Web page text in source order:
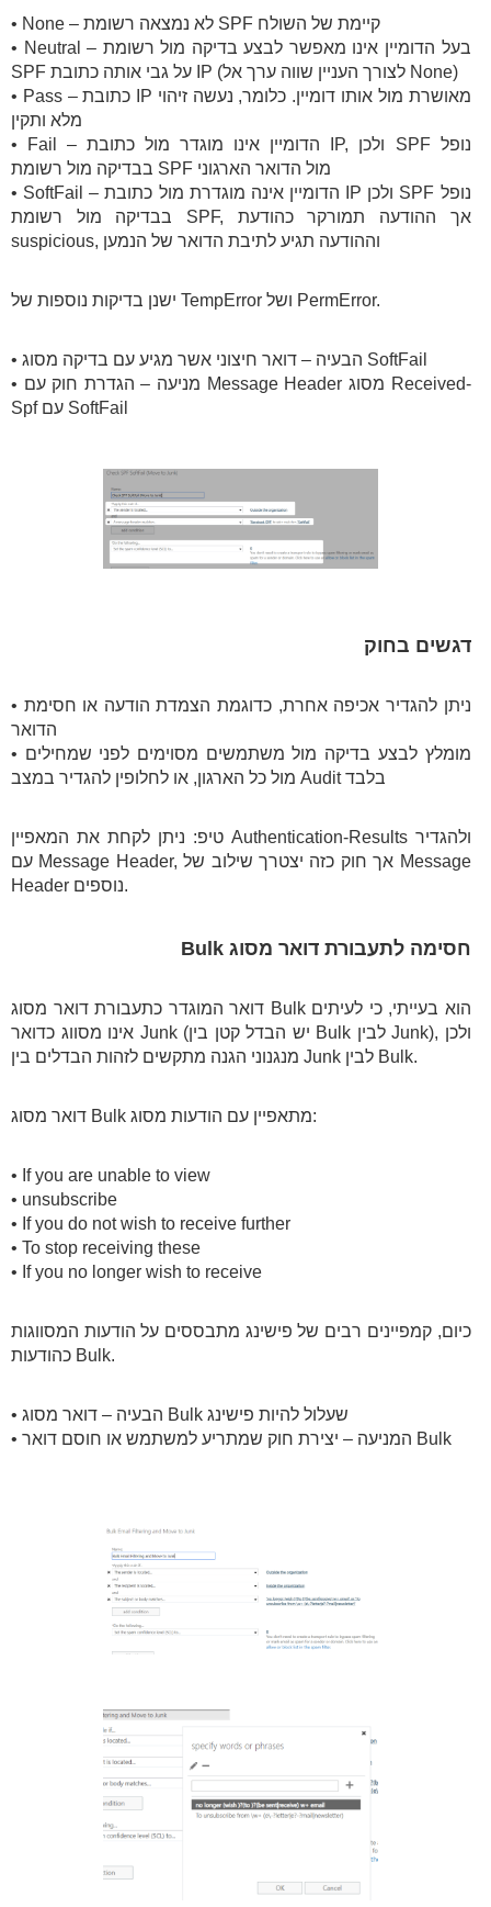
• None – לא נמצאה רשומת SPF קיימת של השולח
• Neutral – בעל הדומיין אינו מאפשר לבצע בדיקה מול רשומת
SPF על גבי אותה כתובת IP (לצורך העניין שווה ערך אל None)
• Pass – כתובת IP מאושרת מול אותו דומיין. כלומר, נעשה זיהוי
מלא ותקין
• Fail – הדומיין אינו מוגדר מול כתובת IP, ולכן SPF נופל
בבדיקה מול רשומת SPF מול הדואר הארגוני
• SoftFail – הדומיין אינה מוגדרת מול כתובת IP ולכן SPF נופל
בבדיקה מול רשומת SPF, אך ההודעה תמורקר כהודעת
suspicious, וההודעה תגיע לתיבת הדואר של הנמען
ישנן בדיקות נוספות של TempError ושל PermError.
• הבעיה – דואר חיצוני אשר מגיע עם בדיקה מסוג SoftFail
• מניעה – הגדרת חוק עם Message Header מסוג Received-
Spf עם SoftFail
דגשים בחוק
• ניתן להגדיר אכיפה אחרת, כדוגמת הצמדת הודעה או חסימת
הדואר
• מומלץ לבצע בדיקה מול משתמשים מסוימים לפני שמחילים
מול כל הארגון, או לחלופין להגדיר במצב Audit בלבד
טיפ: ניתן לקחת את המאפיין Authentication-Results ולהגדיר
עם Message Header, אך חוק כזה יצטרך שילוב של Message
Header נוספים.
חסימה לתעבורת דואר מסוג Bulk
דואר המוגדר כתעבורת דואר מסוג Bulk הוא בעייתי, כי לעיתים
אינו מסווג כדואר Junk (יש הבדל קטן בין Bulk לבין Junk), ולכן
מנגנוני הגנה מתקשים לזהות הבדלים בין Junk לבין Bulk.
דואר מסוג Bulk מתאפיין עם הודעות מסוג:
• If you are unable to view
• unsubscribe
• If you do not wish to receive further
• To stop receiving these
• If you no longer wish to receive
כיום, קמפיינים רבים של פישינג מתבססים על הודעות המסווגות
כהודעות Bulk.
• הבעיה – דואר מסוג Bulk שעלול להיות פישינג
• המניעה – יצירת חוק שמתריע למשתמש או חוסם דואר Bulk